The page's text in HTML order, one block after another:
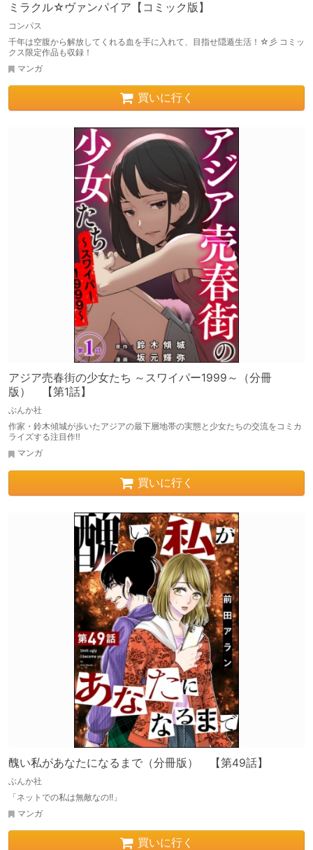
ミラクル☆ヴァンパイア【コミック版】
コンパス
千年は空腹から解放してくれる血を手に入れて、目指せ隠遁生活！☆彡 コミッ
クス限定作品も収録！
マンガ
買いに行く
アジア売春街の少女たち ～スワイパー1999～（分冊
版） 【第1話】
ぶんか社
作家・鈴木傾城が歩いたアジアの最下層地帯の実態と少女たちの交流をコミカ
ライズする注目作‼
マンガ
買いに行く
醜い私があなたになるまで（分冊版） 【第49話】
ぶんか社
「ネットでの私は無敵なの!!」
マンガ
買いに行く